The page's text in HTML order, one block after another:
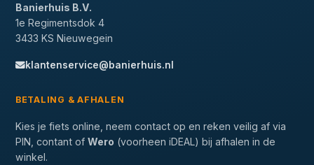
Banierhuis B.V.
1e Regimentsdok 4
3433 KS Nieuwegein
klantenservice@banierhuis.nl
BETALING & AFHALEN
Kies je fiets online, neem contact op en reken veilig af via
PIN, contant of Wero (voorheen iDEAL) bij afhalen in de
winkel.